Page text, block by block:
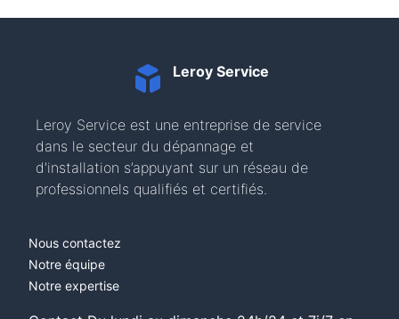
Leroy Service
Leroy Service est une entreprise de service
dans le secteur du dépannage et
d'installation s’appuyant sur un réseau de
professionnels qualifiés et certifiés.
Nous contactez
Notre équipe
Notre expertise